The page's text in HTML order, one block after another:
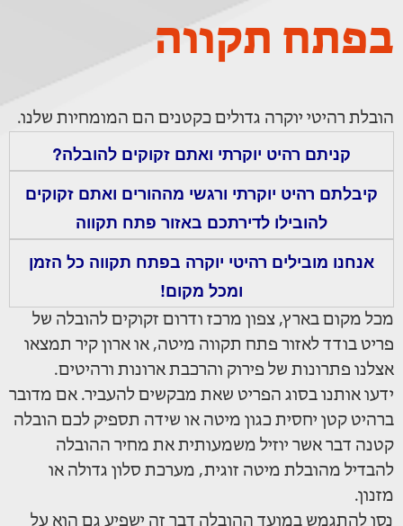
בפתח תקווה
הובלת רהיטי יוקרה גדולים כקטנים הם המומחיות שלנו.
קניתם רהיט יוקרתי ואתם זקוקים להובלה?
קיבלתם רהיט יוקרתי ורגשי מההורים ואתם זקוקים
להובילו לדירתכם באזור פתח תקווה
אנחנו מובילים רהיטי יוקרה בפתח תקווה כל הזמן
ומכל מקום!
מכל מקום בארץ, צפון מרכז ודרום זקוקים להובלה של
פריט בודד לאזור פתח תקווה מיטה, או ארון קיר תמצאו
אצלנו פתרונות של פירוק והרכבת ארונות ורהיטים.
ידעו אותנו בסוג הפריט שאת מבקשים להעביר. אם מדובר
ברהיט קטן יחסית כגון מיטה או שידה תספיק לכם הובלה
קטנה דבר אשר יוזיל משמעותית את מחיר ההובלה
להבדיל מהובלת מיטה זוגית, מערכת סלון גדולה או
מזנון.
נסו להתגמש במועד ההובלה דבר זה ישפיע גם הוא על